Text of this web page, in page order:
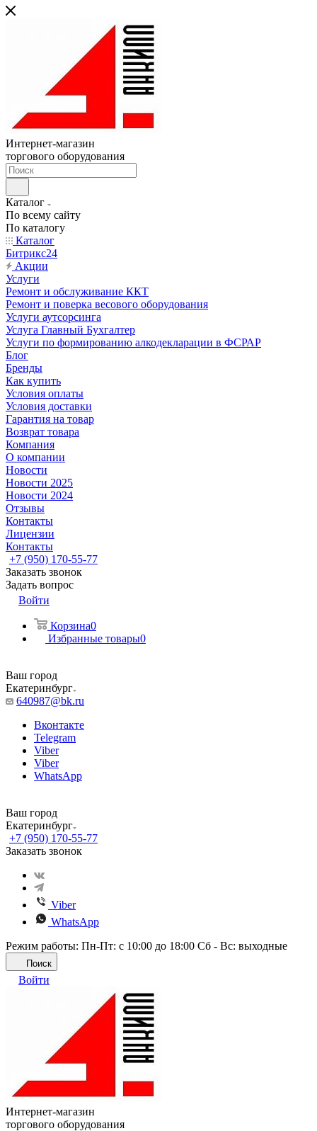
Интернет-магазин
торгового оборудования
Каталог
По всему сайту
По каталогу
Каталог
Битрикс24
Акции
Услуги
Ремонт и обслуживание ККТ
Ремонт и поверка весового оборудования
Услуги аутсорсинга
Услуга Главный Бухгалтер
Услуги по формированию алкодекларации в ФСРАР
Блог
Бренды
Как купить
Условия оплаты
Условия доставки
Гарантия на товар
Возврат товара
Компания
О компании
Новости
Новости 2025
Новости 2024
Отзывы
Контакты
Лицензии
Контакты
+7 (950) 170-55-77
Заказать звонок
Задать вопрос
Войти
Корзина0
Избранные товары0
Ваш город
Екатеринбург
640987@bk.ru
Вконтакте
Telegram
Viber
Viber
WhatsApp
Ваш город
Екатеринбург
+7 (950) 170-55-77
Заказать звонок
Viber
WhatsApp
Режим работы: Пн-Пт: с 10:00 до 18:00 Сб - Вс: выходные
Поиск
Войти
Интернет-магазин
торгового оборудования